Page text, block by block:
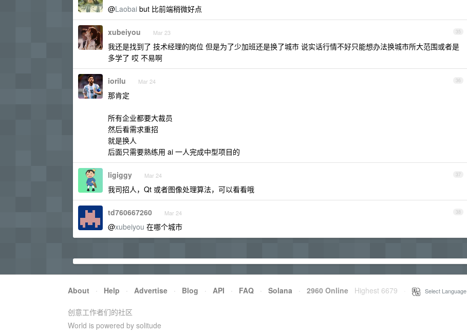
@Laobai but 比前端稍微好点
35
xubeiyou Mar 23
我还是找到了 技术经理的岗位 但是为了少加班还是换了城市 说实话行情不好只能想办法换城市所大范围或者是
多学了 哎 不易啊
36
iorilu Mar 24
那肯定
所有企业都要大裁员
然后看需求重招
就是换人
后面只需要熟练用 ai 一人完成中型项目的
37
ligiggy Mar 24
我司招人，Qt 或者图像处理算法，可以看看哦
38
td760667260 Mar 24
@xubeiyou 在哪个城市
About · Help · Advertise · Blog · API · FAQ · Solana · 2960 Online Highest 6679 Select Language
创意工作者们的社区
World is powered by solitude